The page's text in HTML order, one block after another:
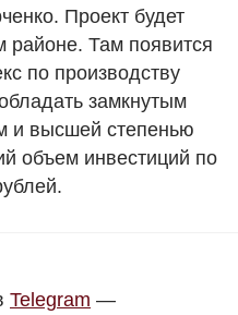
Проект будет
районе. Там появится
по производству
замкнутым
и высшей степенью
объем инвестиций по
Telegram —